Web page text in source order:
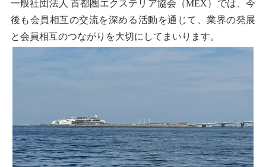
一般社団法人 首都圏エクステリア協会（MEX）では、今
後も会員相互の交流を深める活動を通じて、業界の発展
と会員相互のつながりを大切にしてまいります。